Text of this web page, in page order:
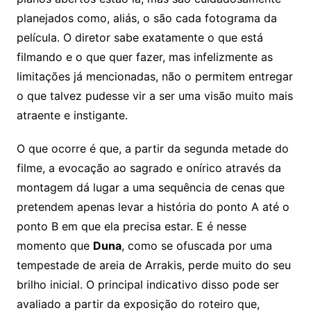
planejados como, aliás, o são cada fotograma da
película. O diretor sabe exatamente o que está
filmando e o que quer fazer, mas infelizmente as
limitações já mencionadas, não o permitem entregar
o que talvez pudesse vir a ser uma visão muito mais
atraente e instigante.
O que ocorre é que, a partir da segunda metade do
filme, a evocação ao sagrado e onírico através da
montagem dá lugar a uma sequência de cenas que
pretendem apenas levar a história do ponto A até o
ponto B em que ela precisa estar. E é nesse
momento que Duna, como se ofuscada por uma
tempestade de areia de Arrakis, perde muito do seu
brilho inicial. O principal indicativo disso pode ser
avaliado a partir da exposição do roteiro que,